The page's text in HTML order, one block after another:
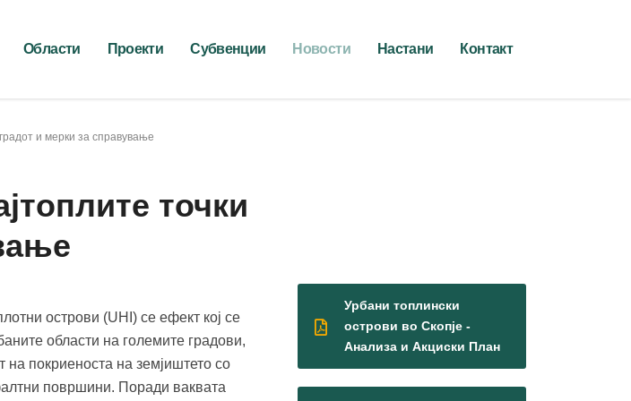
Области Проекти Субвенции Новости Настани Контакт
и мерки за справување
точки
острови (UHI) се ефект кој се
области на големите градови,
на покриеноста на земјиштето со
површини. Поради ваквата
Урбани топлински
острови во Скопје -
Анализа и Акциски План